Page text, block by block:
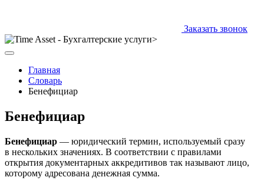
Заказать звонок
Главная
Словарь
Бенефициар
Бенефициар
Бенефициар — юридический термин, используемый сразу
в нескольких значениях. В соответствии с правилами
открытия документарных аккредитивов так называют лицо,
которому адресована денежная сумма.